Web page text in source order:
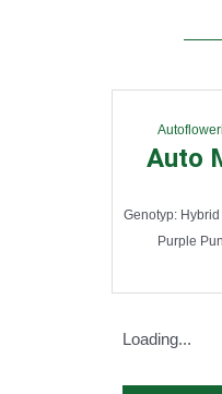
Auto
Genotyp:
Purple
Loading...